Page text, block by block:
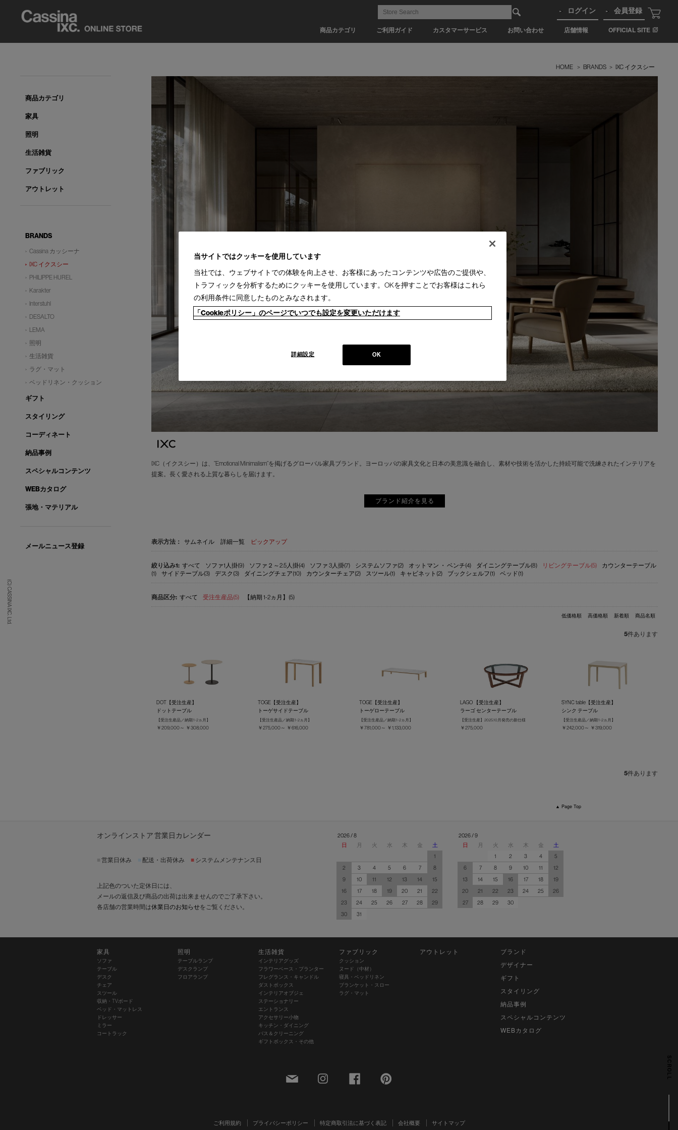
商品カテゴリ ご利用ガイド カスタマーサービス お問い合わせ 店舗情報 OFFICIAL SITE
ログイン 会員登録
(C) CASSINA IXC. Ltd.
SCROLL
HOME > BRANDS > IXC イクスシー
IXC（イクスシー）は、”Emotional Minimalism”を掲げるグローバル家具ブランド。ヨーロッパの家具文化と日本の美意識を融合し、素材や技術を活かした持続可能で洗練されたインテリアを
提案。長く愛される上質な暮らしを届けます。
ブランド紹介を見る
表示方法： サムネイル 詳細一覧 ピックアップ
すべて ソファ1人掛(9) ソファ２～2.5人掛(4) ソファ 3人掛(7) システムソファ(2) オットマン ・ ベンチ(4) ダイニングテーブル(8) リビングテーブル(5)
カウンターテーブル
(1)
サイドテーブル(3) デスク(3) ダイニングチェア(10) カウンターチェア(2) スツール(1) キャビネット(2) ブックシェルフ(1) ベッド(1)
すべて 受注生産品(5) 【納期 1-2ヵ月】(5)
低価格順 高価格順 新着順 商品名順
5件あります
DOT【受注生産】
ドットテーブル
【受注生産品／納期 1-2ヵ月】
￥209,000～ ￥308,000
TOGE【受注生産】
トーゲサイドテーブル
【受注生産品／納期 1-2ヵ月】
￥275,000～ ￥616,000
TOGE【受注生産】
トーゲローテーブル
【受注生産品／納期 1-2ヵ月】
￥781,000～ ￥1,133,000
LAGO 【受注生産】
ラーゴ センターテーブル
【受注生産】2025.10月発売の新仕様
￥275,000
SYNC table【受注生産】
シンク テーブル
【受注生産品／納期 1-2ヵ月】
￥242,000～ ￥319,000
5件あります
商品カテゴリ
家具
照明
生活雑貨
ファブリック
アウトレット
BRANDS
Cassina カッシーナ
IXC イクスシー
PHILIPPE HUREL
Karakter
Interstuhl
DESALTO
LEMA
照明
生活雑貨
ラグ・マット
ベッドリネン・クッション
ギフト
スタイリング
コーディネート
納品事例
スペシャルコンテンツ
WEBカタログ
張地・マテリアル
メールニュース登録
▲ Page Top
オンラインストア 営業日カレンダー
営業日休み 配送・出荷休み ■ システムメンテナンス日
上記色のついた定休日には、
メールの返信及び商品の出荷は出来ませんのでご了承下さい。
各店舗の営業時間は休業日のお知らせをご覧ください。
2026 / 8
日
月 火 水 木 金
土
1
2
3 4 5 6 7
8
9
10 11 12 13 14
15
16
17 18 19 20 21
22
23
24 25 26 27 28
29
30
31
2026 / 9
日
月 火 水 木 金
土
1
2 3 4
5
6
7 8 9 10 11
12
13
14 15 16 17 18
19
20
21 22 23 24 25
26
27
28 29 30
家具
ソファ
テーブル
デスク
チェア
スツール
収納・TVボード
ベッド・マットレス
ドレッサー
ミラー
コートラック
照明
テーブルランプ
デスクランプ
フロアランプ
生活雑貨
インテリアグッズ
フラワーベース・プランター
フレグランス・キャンドル
ダストボックス
インテリアオブジェ
ステーショナリー
エントランス
アクセサリー小物
キッチン・ダイニング
バス＆クリーニング
ギフトボックス・その他
ファブリック
クッション
ヌード（中材）
寝具・ベッドリネン
ブランケット・スロー
ラグ・マット
アウトレット
ブランド
デザイナー
ギフト
スタイリング
納品事例
スペシャルコンテンツ
WEBカタログ
ご利用規約 プライバシーポリシー 特定商取引法に基づく表記 会社概要 サイトマップ
当サイトではクッキーを使用しています
当社では、ウェブサイトでの体験を向上させ、お客様にあったコンテンツや広告のご提供や、
トラフィックを分析するためにクッキーを使用しています。OKを押すことでお客様はこれら
の利用条件に同意したものとみなされます。
「Cookieポリシー」のページでいつでも設定を変更いただけます
OK
詳細設定